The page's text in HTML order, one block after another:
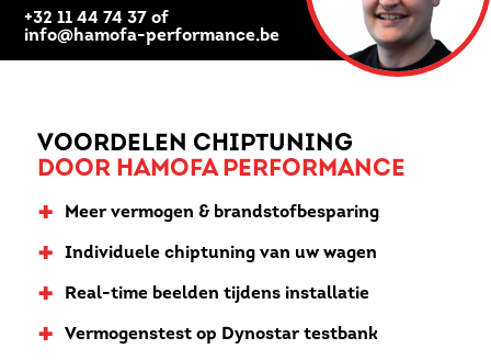
+32 11 44 74 37 of
info@hamofa-performance.be
VOORDELEN CHIPTUNING
DOOR HAMOFA PERFORMANCE
+ Meer vermogen & brandstofbesparing
+ Individuele chiptuning van uw wagen
+ Real-time beelden tijdens installatie
+ Vermogenstest op Dynostar testbank